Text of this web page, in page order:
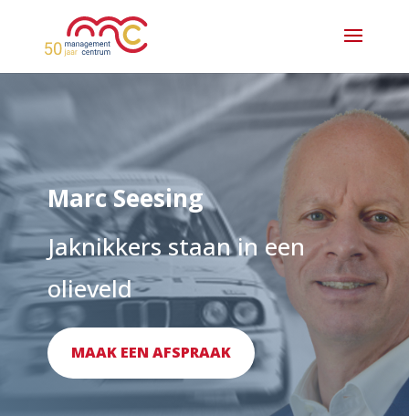
Marc Seesing
Jaknikkers staan in een
olieveld
MAAK EEN AFSPRAAK